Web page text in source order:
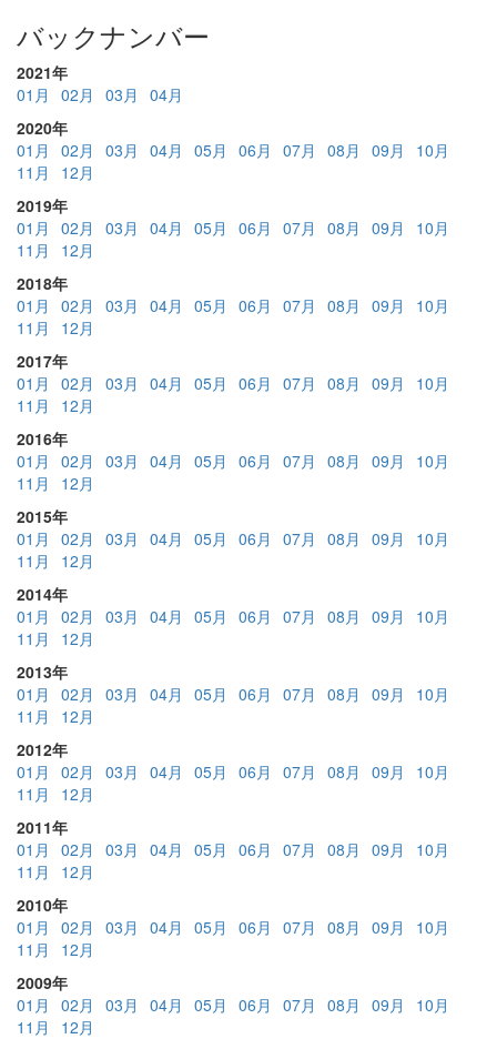
バックナンバー
2021年
01月
02月 03月
04月
2020年
01月
02月 03月 04月 05月 06月 07月 08月 09月
10月
11月
12月
2019年
01月
02月 03月 04月 05月 06月 07月 08月 09月
10月
11月
12月
2018年
01月
02月 03月 04月 05月 06月 07月 08月 09月
10月
11月
12月
2017年
01月
02月 03月 04月 05月 06月 07月 08月 09月
10月
11月
12月
2016年
01月
02月 03月 04月 05月 06月 07月 08月 09月
10月
11月
12月
2015年
01月
02月 03月 04月 05月 06月 07月 08月 09月
10月
11月
12月
2014年
01月
02月 03月 04月 05月 06月 07月 08月 09月
10月
11月
12月
2013年
01月
02月 03月 04月 05月 06月 07月 08月 09月
10月
11月
12月
2012年
01月
02月 03月 04月 05月 06月 07月 08月 09月
10月
11月
12月
2011年
01月
02月 03月 04月 05月 06月 07月 08月 09月
10月
11月
12月
2010年
01月
02月 03月 04月 05月 06月 07月 08月 09月
10月
11月
12月
2009年
01月
02月 03月 04月 05月 06月 07月 08月 09月
10月
11月
12月